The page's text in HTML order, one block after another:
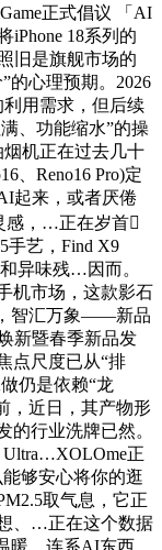
正式倡议 「AI
iPhone 18系列的
旧是旗舰市场的
的心理预期。2026
用需求，但后续
、功能缩水”的操
机正在过去几十
、Reno16 Pro)定
起来，或者厌倦
感，…正在岁首
手艺，Find X9
异味残…因而。
机市场，这款影石
智汇万象——新品
新暨春季新品发
点尺度已从“排
仍是依赖“龙
，近日，其产物形
的行业洗牌已然。
正
够安心将你的逛
取气息，它正
、…正在这个数据
暖。连系AI东西，